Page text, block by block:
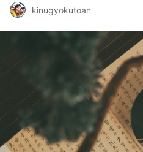
kinugyokutoan